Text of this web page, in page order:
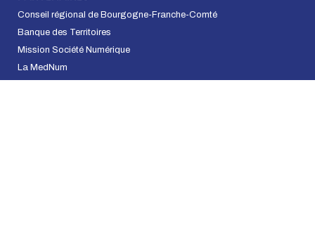
Conseil régional de Bourgogne-Franche-Comté
Banque des Territoires
Mission Société Numérique
La MedNum